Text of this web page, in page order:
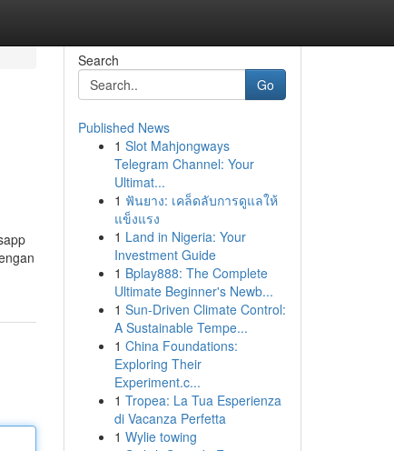
Search
Go
Published News
1 Slot Mahjongways
Telegram Channel: Your
Ultimat...
1 ฟันยาง: เคล็ดลับการดูแลให้
แข็งแรง
1 Land in Nigeria: Your
Investment Guide
1 Bplay888: The Complete
Ultimate Beginner's Newb...
1 Sun-Driven Climate Control:
A Sustainable Tempe...
1 China Foundations:
Exploring Their
Experiment.c...
1 Tropea: La Tua Esperienza
di Vacanza Perfetta
1 Wylie towing